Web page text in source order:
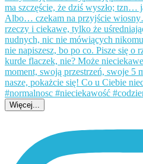
Więcej...